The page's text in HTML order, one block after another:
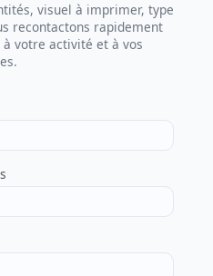
visuel à imprimer, type
recontactons rapidement
votre activité et à vos